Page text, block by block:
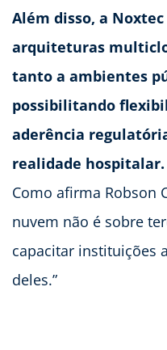
Além disso, a
arquiteturas
tanto a ambientes
possibilitando
aderência
realidade hospitalar.
Como afirma Robson
nuvem não é sobre
capacitar instituições
deles.”